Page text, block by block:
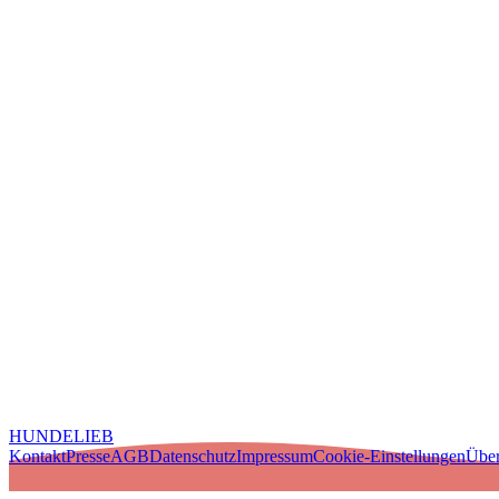
HUNDELIEB
KontaktPresseAGBDatenschutzImpressumCookie-Einstellungen